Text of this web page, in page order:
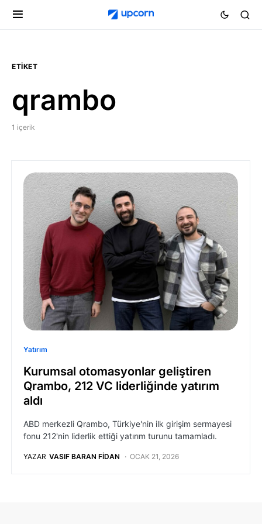
ETIKET
qrambo
1 içerik
Yatırım
Kurumsal otomasyonlar geliştiren
Qrambo, 212 VC liderliğinde yatırım
aldı
ABD merkezli Qrambo, Türkiye'nin ilk girişim sermayesi
fonu 212'nin liderlik ettiği yatırım turunu tamamladı.
YAZAR VASIF BARAN FIDAN OCAK 21, 2026